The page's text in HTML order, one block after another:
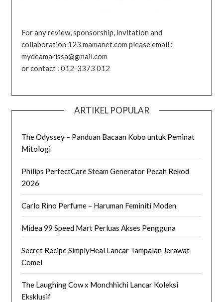
For any review, sponsorship, invitation and
collaboration 123.mamanet.com please email :
mydeamarissa@gmail.com
or contact : 012-3373 012
ARTIKEL POPULAR
The Odyssey – Panduan Bacaan Kobo untuk Peminat
Mitologi
Philips PerfectCare Steam Generator Pecah Rekod
2026
Carlo Rino Perfume – Haruman Feminiti Moden
Midea 99 Speed Mart Perluas Akses Pengguna
Secret Recipe SimplyHeal Lancar Tampalan Jerawat
Comel
The Laughing Cow x Monchhichi Lancar Koleksi
Eksklusif